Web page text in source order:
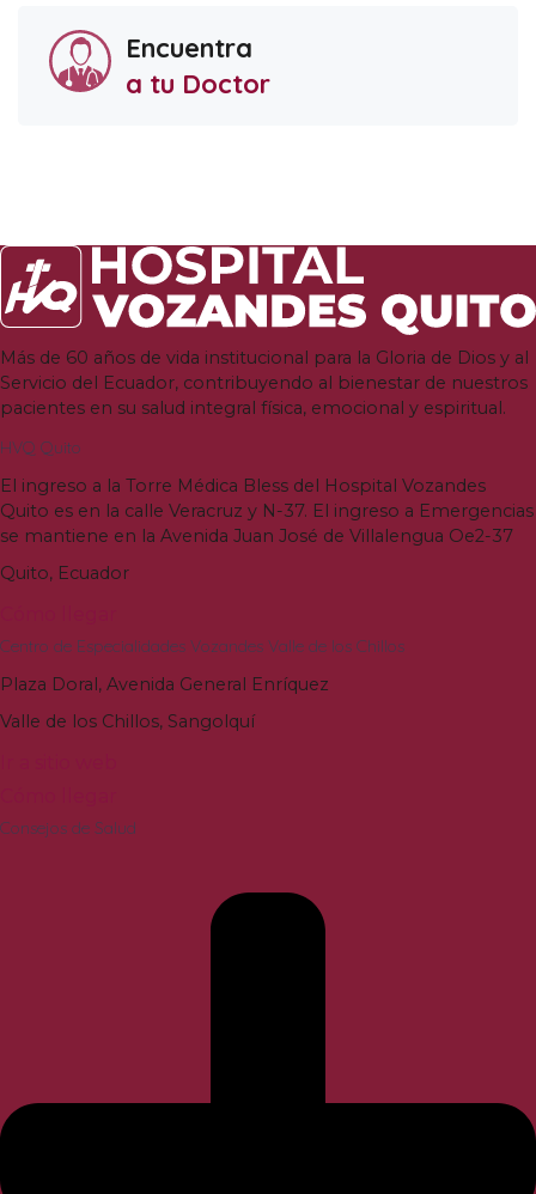
Encuentra
a tu Doctor
Más de 60 años de vida institucional para la Gloria de Dios y al
Servicio del Ecuador, contribuyendo al bienestar de nuestros
pacientes en su salud integral física, emocional y espiritual.
HVQ Quito
El ingreso a la Torre Médica Bless del Hospital Vozandes
Quito es en la calle Veracruz y N-37. El ingreso a Emergencias
se mantiene en la Avenida Juan José de Villalengua Oe2-37
Quito, Ecuador
Centro de Especialidades Vozandes Valle de los Chillos
Plaza Doral, Avenida General Enríquez
Valle de los Chillos, Sangolquí
Consejos de Salud